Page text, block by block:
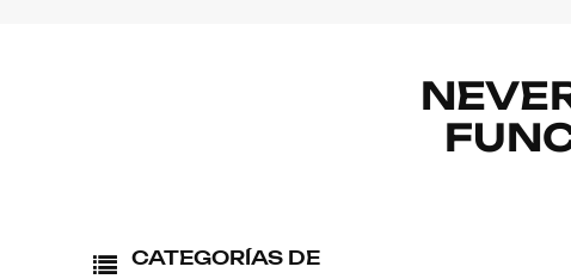
CATEGORÍAS DE